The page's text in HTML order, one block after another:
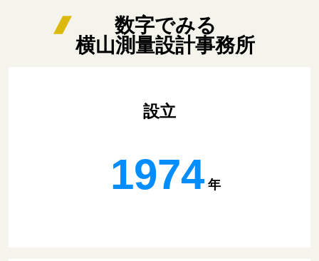
数字でみる
横山測量設計事務所
設立
1974 年